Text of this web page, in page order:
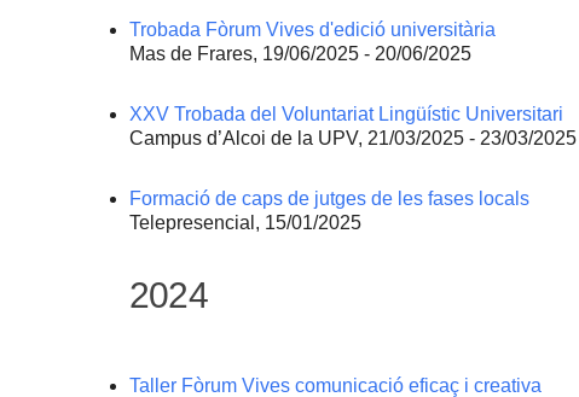
Trobada Fòrum Vives d'edició universitària
Mas de Frares, 19/06/2025 - 20/06/2025
XXV Trobada del Voluntariat Lingüístic Universitari
Campus d’Alcoi de la UPV, 21/03/2025 - 23/03/2025
Formació de caps de jutges de les fases locals
Telepresencial, 15/01/2025
2024
Taller Fòrum Vives comunicació eficaç i creativa